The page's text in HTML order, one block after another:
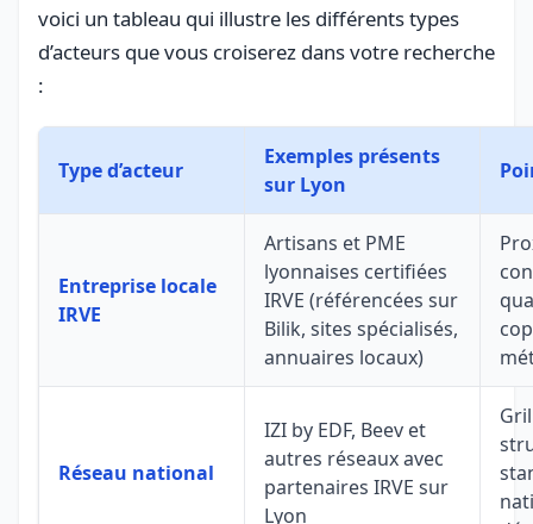
voici un tableau qui illustre les différents types
d’acteurs que vous croiserez dans votre recherche
:
Type d’acteur
Exemples présents
sur Lyon
Entreprise locale
IRVE
Artisans et PME
lyonnaises certifiées
IRVE (référencées sur
Bilik, sites spécialisés,
annuaires locaux)
Réseau national
IZI by EDF, Beev et
autres réseaux avec
partenaires IRVE sur
Lyon